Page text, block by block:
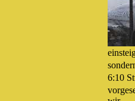
6:10